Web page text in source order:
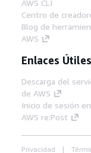
AWS CLI
Centro de
Blog de
AWS
Enlaces Útiles
Descarga del
de AWS
Inicio de sesión
AWS re:Post
Privacidad